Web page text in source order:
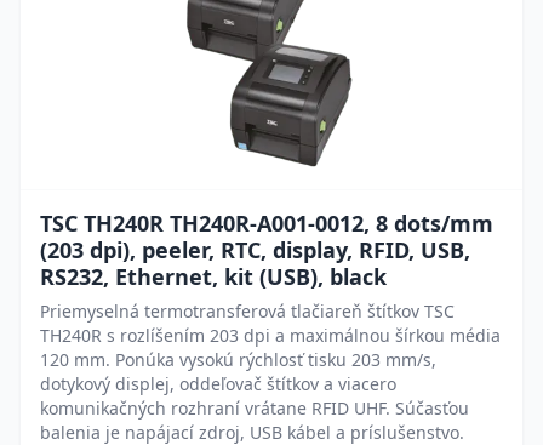
TSC TH240R TH240R-A001-0012, 8 dots/mm
(203 dpi), peeler, RTC, display, RFID, USB,
RS232, Ethernet, kit (USB), black
Priemyselná termotransferová tlačiareň štítkov TSC
TH240R s rozlíšením 203 dpi a maximálnou šírkou média
120 mm. Ponúka vysokú rýchlosť tisku 203 mm/s,
dotykový displej, oddeľovač štítkov a viacero
komunikačných rozhraní vrátane RFID UHF. Súčasťou
balenia je napájací zdroj, USB kábel a príslušenstvo.